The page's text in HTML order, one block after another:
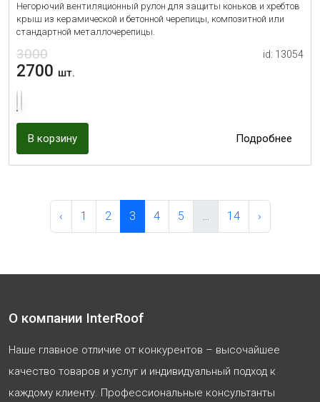
Негорючий вентиляционный рулон для защиты коньков и хребтов
крыш из керамической и бетонной черепицы, композитной или
стандартной металлочерепицы.
3000
2700 шт.
id: 13054
В корзину Подробнее
‹ 1 2 3 4 5 … 14 ›
О компании InterRoof
Наше главное отличие от конкурентов – высочайшее
качество товаров и услуг и индивидуальный подход к
каждому клиенту. Профессиональные консультанты